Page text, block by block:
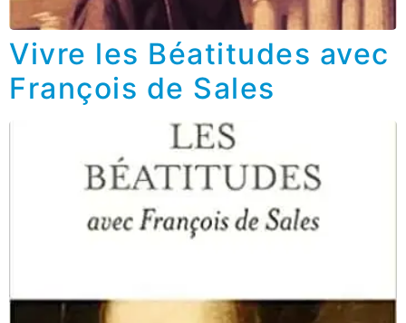
Vivre les Béatitudes avec
François de Sales